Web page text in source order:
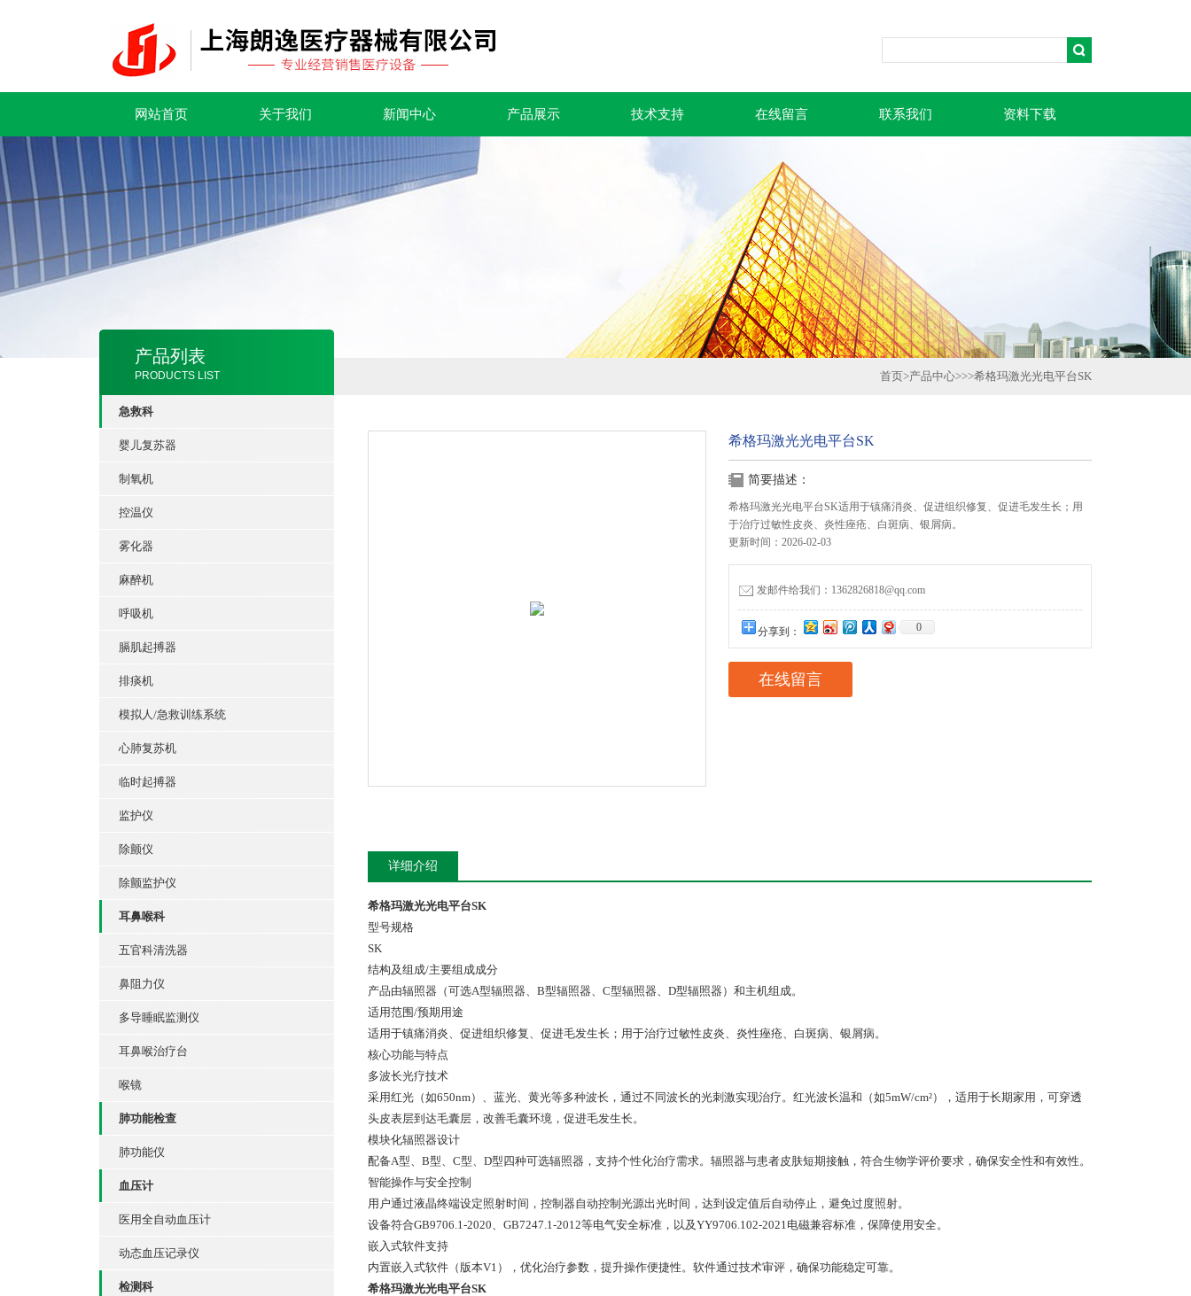
网站首页 关于我们 新闻中心 产品展示 技术支持 在线留言 联系我们 资料下载
产品列表
PRODUCTS LIST
急救科
婴儿复苏器
制氧机
控温仪
雾化器
麻醉机
呼吸机
膈肌起搏器
排痰机
模拟人/急救训练系统
心肺复苏机
临时起搏器
监护仪
除颤仪
除颤监护仪
耳鼻喉科
五官科清洗器
鼻阻力仪
多导睡眠监测仪
耳鼻喉治疗台
喉镜
肺功能检查
肺功能仪
血压计
医用全自动血压计
动态血压记录仪
检测科
首页>产品中心>>>希格玛激光光电平台SK
希格玛激光光电平台SK
简要描述：
希格玛激光光电平台SK适用于镇痛消炎、促进组织修复、促进毛发生长；用
于治疗过敏性皮炎、炎性痤疮、白斑病、银屑病。
更新时间：2026-02-03
发邮件给我们：1362826818@qq.com
分享到： 0
在线留言
详细介绍
希格玛激光光电平台SK
型号规格
SK
结构及组成/主要组成成分
产品由辐照器（可选A型辐照器、B型辐照器、C型辐照器、D型辐照器）和主机组成。
适用范围/预期用途
适用于镇痛消炎、促进组织修复、促进毛发生长；用于治疗过敏性皮炎、炎性痤疮、白斑病、银屑病。
核心功能与特点
多波长光疗技术
采用红光（如650nm）、蓝光、黄光等多种波长，通过不同波长的光刺激实现治疗。红光波长温和（如5mW/cm²），适用于长期家用，可穿透
头皮表层到达毛囊层，改善毛囊环境，促进毛发生长。
模块化辐照器设计
配备A型、B型、C型、D型四种可选辐照器，支持个性化治疗需求。辐照器与患者皮肤短期接触，符合生物学评价要求，确保安全性和有效性。
智能操作与安全控制
用户通过液晶终端设定照射时间，控制器自动控制光源出光时间，达到设定值后自动停止，避免过度照射。
设备符合GB9706.1-2020、GB7247.1-2012等电气安全标准，以及YY9706.102-2021电磁兼容标准，保障使用安全。
嵌入式软件支持
内置嵌入式软件（版本V1），优化治疗参数，提升操作便捷性。软件通过技术审评，确保功能稳定可靠。
希格玛激光光电平台SK